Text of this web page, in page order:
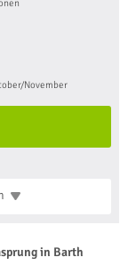
November
in Barth